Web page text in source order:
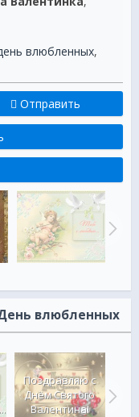
влюбленных,
Отправить
влюбленных
Поздравляю с
Днём Святого
Валентина!